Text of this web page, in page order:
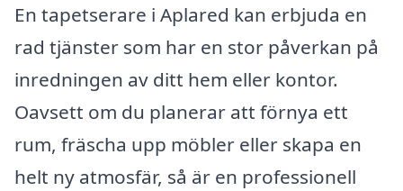
En tapetserare i Aplared kan erbjuda en
rad tjänster som har en stor påverkan på
inredningen av ditt hem eller kontor.
Oavsett om du planerar att förnya ett
rum, fräscha upp möbler eller skapa en
helt ny atmosfär, så är en professionell